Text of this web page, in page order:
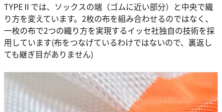
TYPEⅡでは、ソックスの端（ゴムに近い部分）と中央で織
り方を変えています。2枚の布を組み合わせるのではなく、
一枚の布で2つの織り方を実現するイッセ社独自の技術を採
用しています(布をつなげているわけではないので、裏返し
ても継ぎ目がありません)